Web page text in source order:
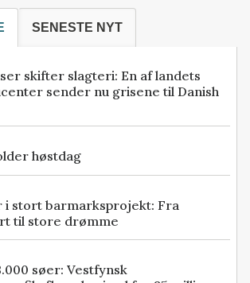
SENESTE NYT
skifter slagteri: En af landets
sender nu grisene til Danish
høstdag
i stort barmarksprojekt: Fra
til store drømme
søer: Vestfynsk